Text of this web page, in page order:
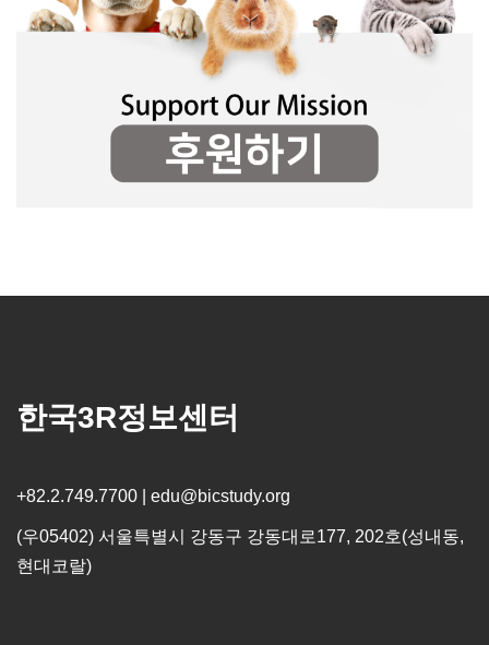
한국3R정보센터
+82.2.749.7700 | edu@bicstudy.org
(우05402) 서울특별시 강동구 강동대로177, 202호(성내동,
현대코랄)